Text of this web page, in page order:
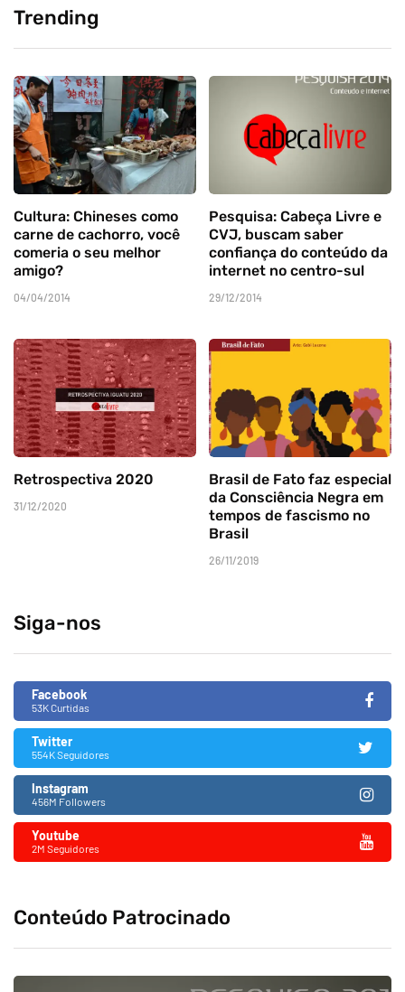
Trending
Cultura: Chineses como
carne de cachorro, você
comeria o seu melhor
amigo?
04/04/2014
Pesquisa: Cabeça Livre e
CVJ, buscam saber
confiança do conteúdo da
internet no centro-sul
29/12/2014
Retrospectiva 2020
31/12/2020
Brasil de Fato faz especial
da Consciência Negra em
tempos de fascismo no
Brasil
26/11/2019
Siga-nos
Facebook
53K Curtidas
Twitter
554K Seguidores
Instagram
456M Followers
Youtube
2M Seguidores
Conteúdo Patrocinado